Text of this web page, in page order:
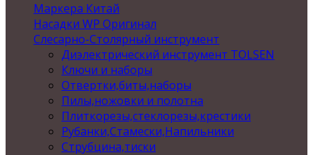
Маркера Китай
Насадки WP Оригинал
Слесарно-Столярный инструмент
Диэлектрический инструмент TOLSEN
Ключи и наборы
Отвертки,биты,наборы
Пилы,ножовки и полотна
Плиткорезы,стеклорезы,крестики
Рубанки,Стамески,Напильники
Струбцина,тиски